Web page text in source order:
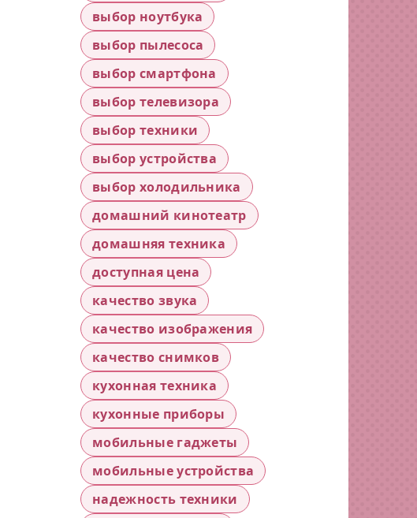
выбор ноутбука
выбор пылесоса
выбор смартфона
выбор телевизора
выбор техники
выбор устройства
выбор холодильника
домашний кинотеатр
домашняя техника
доступная цена
качество звука
качество изображения
качество снимков
кухонная техника
кухонные приборы
мобильные гаджеты
мобильные устройства
надежность техники